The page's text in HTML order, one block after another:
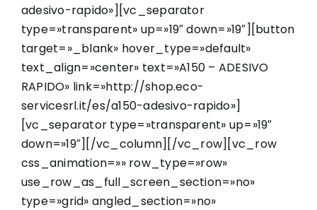
adesivo-rapido»][vc_separator
type=»transparent» up=»19″ down=»19″][button
target=»_blank» hover_type=»default»
text_align=»center» text=»A150 – ADESIVO
RAPIDO» link=»http://shop.eco-
servicesrl.it/es/a150-adesivo-rapido»]
[vc_separator type=»transparent» up=»19″
down=»19″][/vc_column][/vc_row][vc_row
css_animation=»» row_type=»row»
use_row_as_full_screen_section=»no»
type=»grid» angled_section=»no»